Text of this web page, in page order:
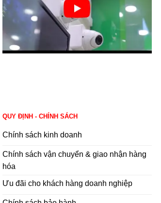
QUY ĐỊNH - CHÍNH SÁCH
Chính sách kinh doanh
Chính sách vận chuyển & giao nhận hàng
hóa
Ưu đãi cho khách hàng doanh nghiệp